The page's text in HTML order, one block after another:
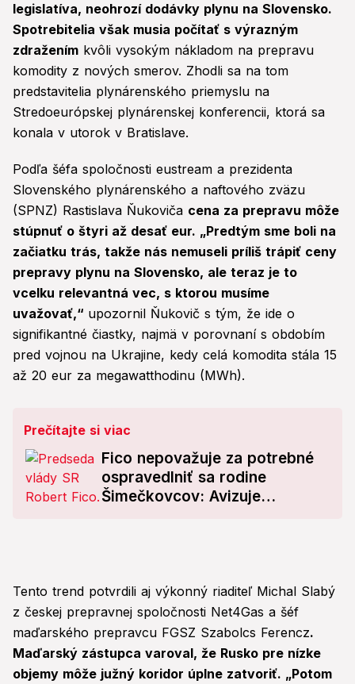
legislatíva, neohrozí dodávky plynu na Slovensko.
Spotrebitelia však musia počítať s výrazným
zdražením kvôli vysokým nákladom na prepravu
komodity z nových smerov. Zhodli sa na tom
predstavitelia plynárenského priemyslu na
Stredoeurópskej plynárenskej konferencii, ktorá sa
konala v utorok v Bratislave.
Podľa šéfa spoločnosti eustream a prezidenta
Slovenského plynárenského a naftového zväzu
(SPNZ) Rastislava Ňukoviča cena za prepravu môže
stúpnuť o štyri až desať eur. „Predtým sme boli na
začiatku trás, takže nás nemuseli príliš trápiť ceny
prepravy plynu na Slovensko, ale teraz je to
vcelku relevantná vec, s ktorou musíme
uvažovať,“ upozornil Ňukovič s tým, že ide o
signifikantné čiastky, najmä v porovnaní s obdobím
pred vojnou na Ukrajine, kedy celá komodita stála 15
až 20 eur za megawatthodinu (MWh).
Prečítajte si viac
Fico nepovažuje za potrebné
ospravedlniť sa rodine
Šimečkovcov: Avizuje
Tento trend potvrdili aj výkonný riaditeľ Michal Slabý
z českej prepravnej spoločnosti Net4Gas a šéf
maďarského prepravcu FGSZ Szabolcs Ferencz.
Maďarský zástupca varoval, že Rusko pre nízke
objemy môže južný koridor úplne zatvoriť. „Potom